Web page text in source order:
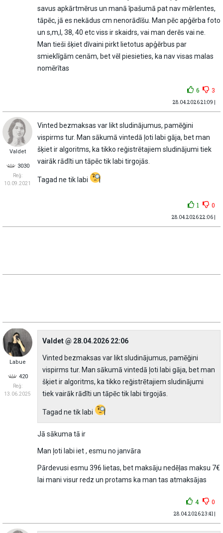
savus apkārtmērus un manā īpašumā pat nav mērlentes,
tāpēc, jā es nekādus cm nenorādīšu. Man pēc apģērba foto
un s,m,l, 38, 40 etc viss ir skaidrs, vai man derēs vai ne.
Man tieši šķiet dīvaini pirkt lietotus apģērbus par
smieklīgām cenām, bet vēl piesieties, ka nav visas malas
nomērītas
6 3
28.04.2026 21:09 |
Valdet
3030
Reģ:
10.09.2021
Vinted bezmaksas var likt sludinājumus, pamēğini
vispirms tur. Man sākumā vintedā ļoti labi gāja, bet man
šķiet ir algoritms, ka tikko reğistrētajiem sludinājumi tiek
vairāk rādĩti un tāpēc tik labi tirgojās.
Tagad ne tik labi
1 0
28.04.2026 22:06 |
Labue
420
Reģ:
13.06.2025
Valdet @ 28.04.2026 22:06
Vinted bezmaksas var likt sludinājumus, pamēğini
vispirms tur. Man sākumā vintedā ļoti labi gāja, bet man
šķiet ir algoritms, ka tikko reğistrētajiem sludinājumi
tiek vairāk rādĩti un tāpēc tik labi tirgojās.
Tagad ne tik labi
Jā sākuma tā ir
Man ļoti labi iet , esmu no janvāra
Pārdevusi esmu 396 lietas, bet maksāju nedēļas maksu 7€
lai mani visur redz un protams ka man tas atmaksājas
4 0
28.04.2026 23:41 |